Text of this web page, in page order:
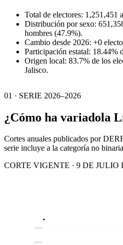
Total de electores: 1,251,451
Distribución por sexo:
hombres (47.9%).
Cambio desde 2026: +0
Participación estatal: 18.44%
Origen local: 83.7% de los
Jalisco.
01 · SERIE 2026–2026
¿Cómo ha variadola
Cortes anuales publicados por
serie incluye a la categoría no
CORTE VIGENTE · 9 DE JULIO
1,003,921
1,160,256